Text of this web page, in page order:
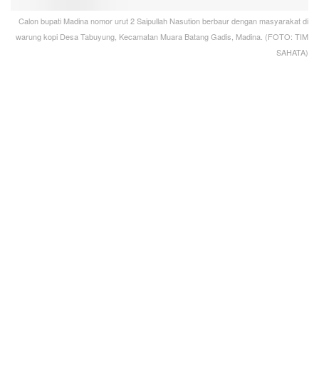
Calon bupati Madina nomor urut 2 Saipullah Nasution berbaur dengan masyarakat di
warung kopi Desa Tabuyung, Kecamatan Muara Batang Gadis, Madina. (FOTO: TIM
SAHATA)